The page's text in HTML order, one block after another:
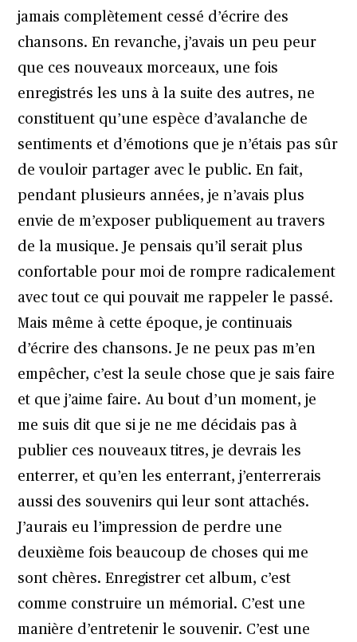
jamais complètement cessé d’écrire des
chansons. En revanche, j’avais un peu peur
que ces nouveaux morceaux, une fois
enregistrés les uns à la suite des autres, ne
constituent qu’une espèce d’avalanche de
sentiments et d’émotions que je n’étais pas sûr
de vouloir partager avec le public. En fait,
pendant plusieurs années, je n’avais plus
envie de m’exposer publiquement au travers
de la musique. Je pensais qu’il serait plus
confortable pour moi de rompre radicalement
avec tout ce qui pouvait me rappeler le passé.
Mais même à cette époque, je continuais
d’écrire des chansons. Je ne peux pas m’en
empêcher, c’est la seule chose que je sais faire
et que j’aime faire. Au bout d’un moment, je
me suis dit que si je ne me décidais pas à
publier ces nouveaux titres, je devrais les
enterrer, et qu’en les enterrant, j’enterrerais
aussi des souvenirs qui leur sont attachés.
J’aurais eu l’impression de perdre une
deuxième fois beaucoup de choses qui me
sont chères. Enregistrer cet album, c’est
comme construire un mémorial. C’est une
manière d’entretenir le souvenir. C’est une